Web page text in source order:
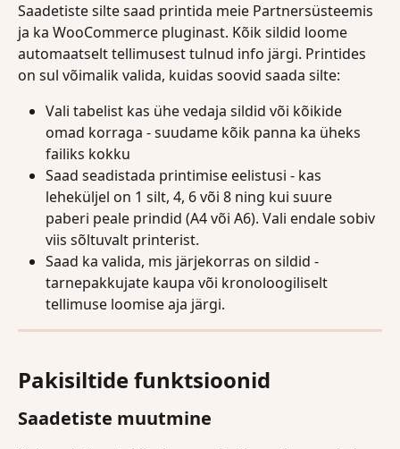
Saadetiste silte saad printida meie Partnersüsteemis
ja ka WooCommerce pluginast. Kõik sildid loome
automaatselt tellimusest tulnud info järgi. Printides
on sul võimalik valida, kuidas soovid saada silte:
Vali tabelist kas ühe vedaja sildid või kõikide
omad korraga - suudame kõik panna ka üheks
failiks kokku
Saad seadistada printimise eelistusi - kas
leheküljel on 1 silt, 4, 6 või 8 ning kui suure
paberi peale prindid (A4 või A6). Vali endale sobiv
viis sõltuvalt printerist.
Saad ka valida, mis järjekorras on sildid -
tarnepakkujate kaupa või kronoloogiliselt
tellimuse loomise aja järgi.
Pakisiltide funktsioonid
Saadetiste muutmine